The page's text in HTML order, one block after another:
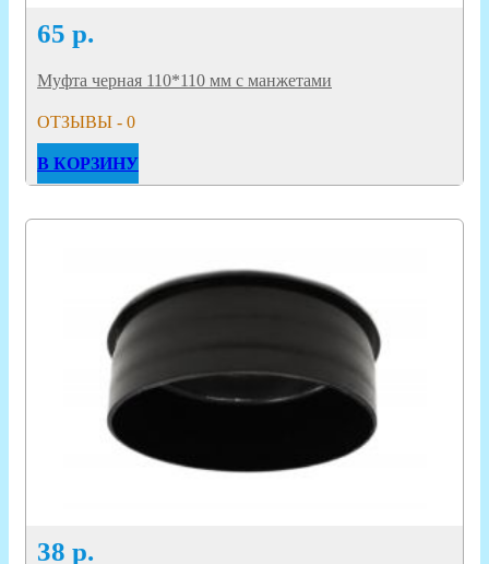
65 р.
Муфта черная 110*110 мм с манжетами
ОТЗЫВЫ - 0
В КОРЗИНУ
38 р.